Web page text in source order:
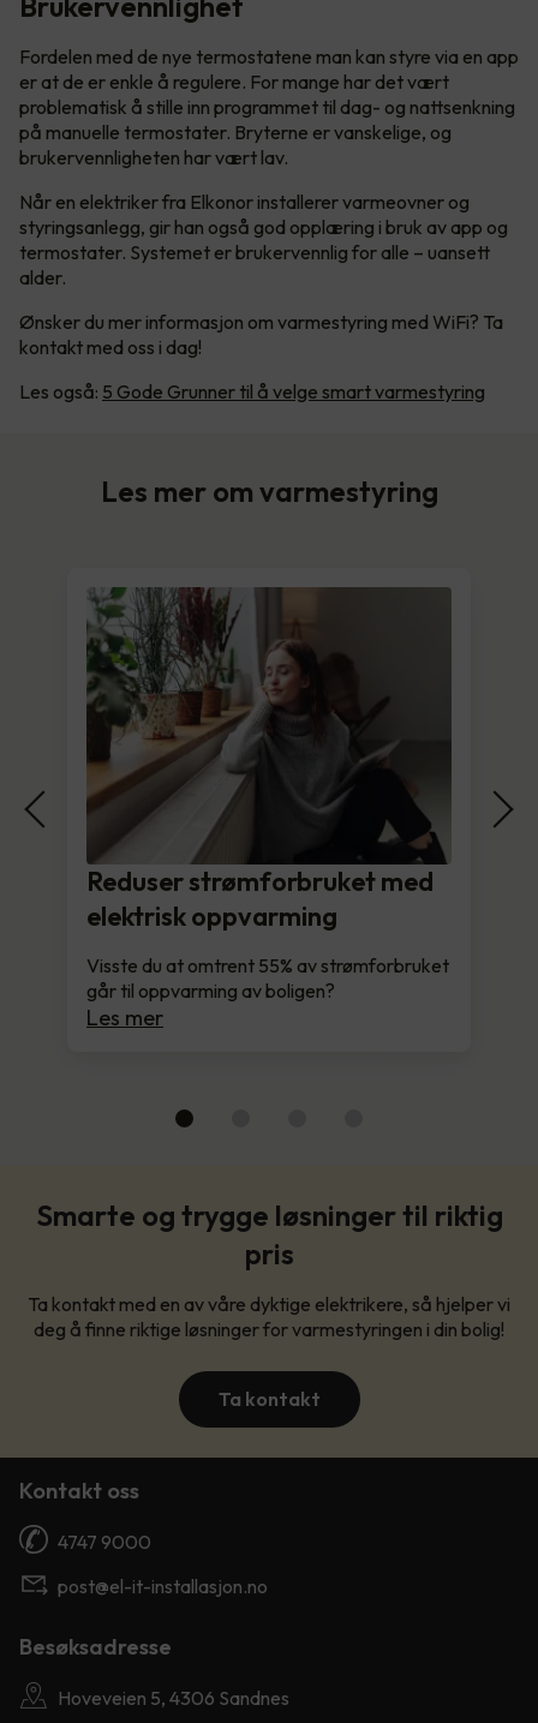
Fordelen med de nye termostatene man kan styre via en app
er at de er enkle å regulere. For mange har det vært
problematisk å stille inn programmet til dag- og nattsenkning
på manuelle termostater. Bryterne er vanskelige, og
brukervennligheten har vært lav.
Når en elektriker fra Elkonor installerer varmeovner og
styringsanlegg, gir han også god opplæring i bruk av app og
termostater. Systemet er brukervennlig for alle – uansett
alder.
Ønsker du mer informasjon om varmestyring med WiFi? Ta
kontakt med oss i dag!
Les også: 5 Gode Grunner til å velge smart varmestyring
Les mer om varmestyring
Reduser strømforbruket med
elektrisk oppvarming
Visste du at omtrent 55% av strømforbruket
går til oppvarming av boligen?
Les mer
Smarte og trygge løsninger til riktig
pris
Ta kontakt med en av våre dyktige elektrikere, så hjelper vi
deg å finne riktige løsninger for varmestyringen i din bolig!
Ta kontakt
Kontakt oss
4747 9000
post@el-it-installasjon.no
Besøksadresse
Hoveveien 5, 4306 Sandnes